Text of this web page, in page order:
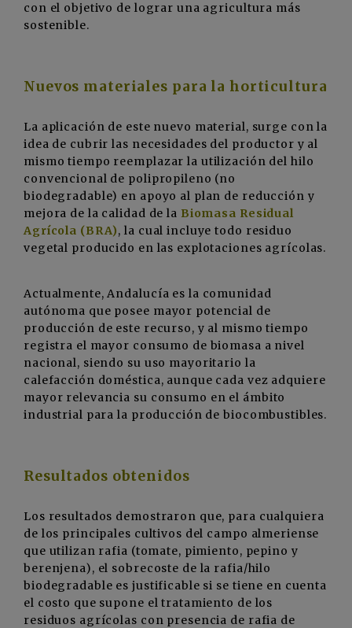
con el objetivo de lograr una agricultura más
sostenible.
Nuevos materiales para la horticultura
La aplicación de este nuevo material, surge con la
idea de cubrir las necesidades del productor y al
mismo tiempo reemplazar la utilización del hilo
convencional de polipropileno (no
biodegradable) en apoyo al plan de reducción y
mejora de la calidad de la Biomasa Residual
Agrícola (BRA), la cual incluye todo residuo
vegetal producido en las explotaciones agrícolas.
Actualmente, Andalucía es la comunidad
autónoma que posee mayor potencial de
producción de este recurso, y al mismo tiempo
registra el mayor consumo de biomasa a nivel
nacional, siendo su uso mayoritario la
calefacción doméstica, aunque cada vez adquiere
mayor relevancia su consumo en el ámbito
industrial para la producción de biocombustibles.
Resultados obtenidos
Los resultados demostraron que, para cualquiera
de los principales cultivos del campo almeriense
que utilizan rafia (tomate, pimiento, pepino y
berenjena), el sobrecoste de la rafia/hilo
biodegradable es justificable si se tiene en cuenta
el costo que supone el tratamiento de los
residuos agrícolas con presencia de rafia de